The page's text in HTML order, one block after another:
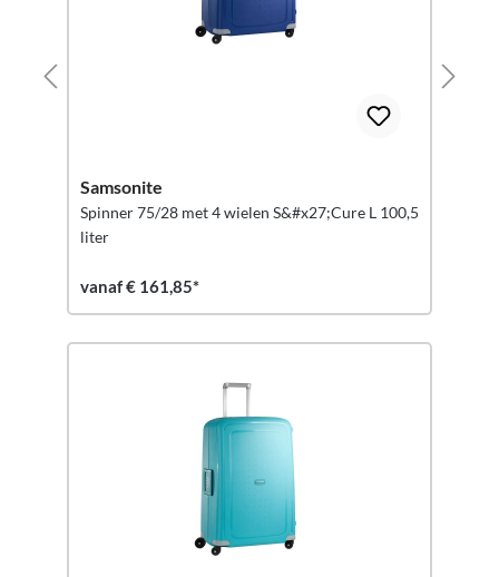
Samsonite
Spinner 75/28 met 4 wielen S&#x27;Cure L 100,5
liter
vanaf € 161,85*